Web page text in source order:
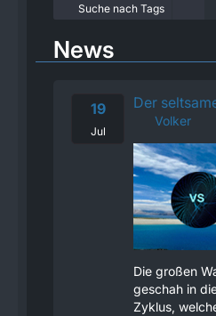
Suche nach Tags
News
19
Jul
Der
Volker
Die großen
geschah in
Zyklus,